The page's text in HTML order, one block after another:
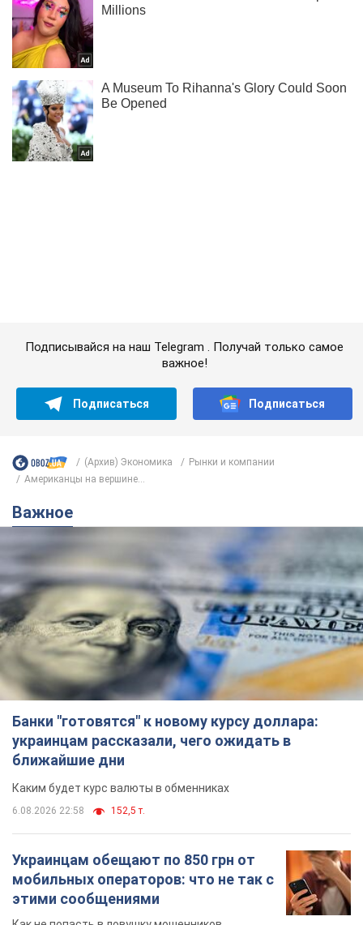
Важное
Банки "готовятся" к новому курсу доллара:
украинцам рассказали, чего ожидать в
ближайшие дни
Каким будет курс валюты в обменниках
6.08.2026 22:58 152,5 т.
Украинцам обещают по 850 грн от
мобильных операторов: что не так с
этими сообщениями
Как не попасть в ловушку мошенников
6.08.2026 21:02 17,1 т.
Самый дорогой футболист
"Динамо" забил "Карабаху" уже на
10-й минуте матча. Видео
Поединок проходит в Польше
6.08.2026 20:48 7,2 т.